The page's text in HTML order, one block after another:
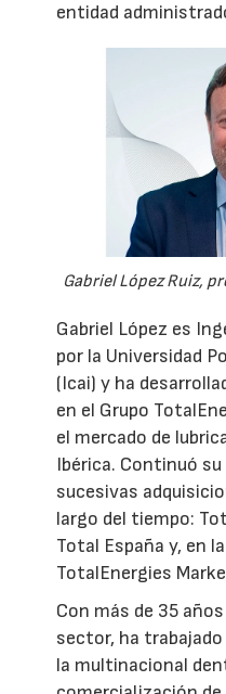
entidad
Gabriel López Ruiz,
Gabriel López es
por la Universidad
(Icai) y ha
en el Grupo
el mercado de
Ibérica. Continuó
sucesivas
largo del tiempo:
Total España y, en
TotalEnergies
Con más de 35
sector, ha
la multinacional